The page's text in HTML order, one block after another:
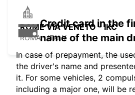
ROME VIA VENETO - IKC
ROMA - ITALY
Credit card in the
name of the main
In case of prepayment, the
the driver's name and
it. For some vehicles, 2
including a major one, will be